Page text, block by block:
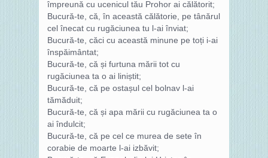
împreună cu ucenicul tău Prohor ai călătorit;
Bucură-te, că, în această călătorie, pe tânărul
cel înecat cu rugăciunea tu l-ai înviat;
Bucură-te, căci cu această minune pe toți i-ai
înspăimântat;
Bucură-te, că și furtuna mării tot cu
rugăciunea ta o ai liniștit;
Bucură-te, că pe ostașul cel bolnav l-ai
tămăduit;
Bucură-te, că și apa mării cu rugăciunea ta o
ai îndulcit;
Bucură-te, că pe cel ce murea de sete în
corabie de moarte l-ai izbăvit;